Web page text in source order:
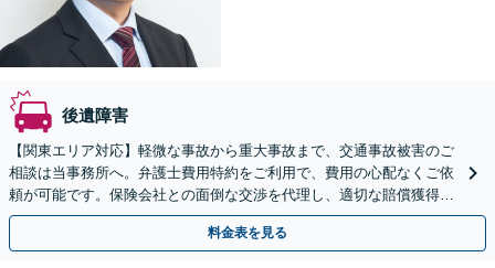
後遺障害
【関東エリア対応】軽微な事故から重大事故まで、交通事故被害のご
相談は当事務所へ。弁護士費用特約をご利用で、費用の心配なくご依
頼が可能です。保険会社との面倒な交渉を代理し、適切な賠償獲得を
目指します。【日本語・中国語対応可能】
料金表を見る